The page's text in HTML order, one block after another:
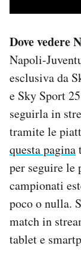
Dove vedere
Napoli-
esclusiva da
e Sky Sport
seguirla in
tramite le
questa pagina
per seguire le
campionati
poco o nulla.
match in
tablet e